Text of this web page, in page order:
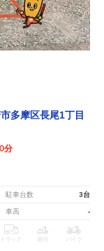
多摩区長尾1丁目
分
駐車台数 3台
車高 -
トラック 原付 バイク